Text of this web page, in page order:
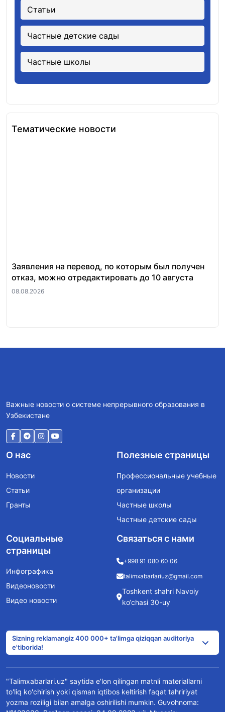
Статьи
Частные детские сады
Частные школы
Тематические новости
Заявления на перевод, по которым был получен
отказ, можно отредактировать до 10 августа
08.08.2026
Важные новости о системе непрерывного образования в
Узбекистане
О нас
Новости
Статьи
Гранты
Полезные страницы
Профессиональные учебные
организации
Частные школы
Частные детские сады
Социальные
страницы
Инфографика
Видеоновости
Видео новости
Связаться с нами
+998 91 080 60 06
talimxabarlariuz@gmail.com
Toshkent shahri Navoiy
ko‘chasi 30-uy
Sizning reklamangiz 400 000+ ta'limga qiziqqan auditoriya
e'tiborida!
"Talimxabarlari.uz" saytida e'lon qilingan matnli materiallarni
to'liq ko'chirish yoki qisman iqtibos keltirish faqat tahririyat
yozma roziligi bilan amalga oshirilishi mumkin. Guvohnoma: